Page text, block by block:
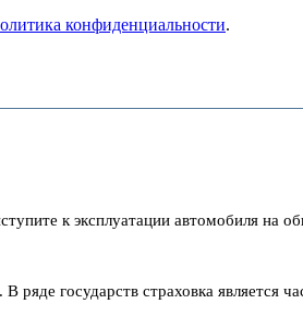
конфиденциальности.
к эксплуатации автомобиля на
государств страховка является